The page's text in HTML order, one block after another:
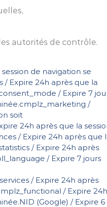
autorités de contrôle.
de navigation se
/ Expire 24h après que la
/ Expire 7
cmplz_marketing /
soit
24h après que la
/ Expire 24h après que
/ Expire 24h après
/ Expire 7 jours
/ Expire 24h après
/ Expire 24h
NID (Google) / Expire 6